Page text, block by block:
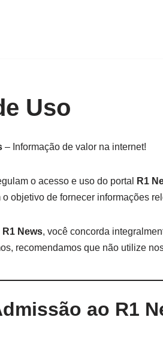
Uso
– Informação de valor na internet!
o acesso e uso do portal R1
objetivo de fornecer informações
R1 News, você concorda
recomendamos que não utilize
ao R1